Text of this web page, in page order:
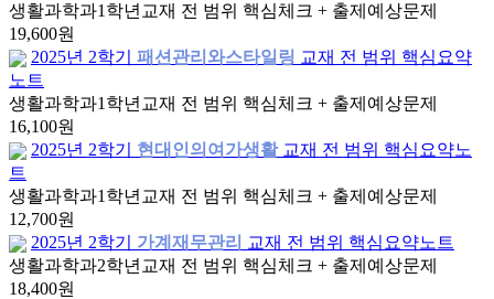
생활과학과1학년 교재 전 범위 핵심체크 + 출제예상문제
19,600원
2025년 2학기
패션관리와스타일링 교재 전 범위 핵심요약
노트
생활과학과1학년 교재 전 범위 핵심체크 + 출제예상문제
16,100원
2025년 2학기
현대인의여가생활 교재 전 범위 핵심요약노
트
생활과학과1학년 교재 전 범위 핵심체크 + 출제예상문제
12,700원
2025년 2학기
가계재무관리
교재 전 범위 핵심요약노트
생활과학과2학년 교재 전 범위 핵심체크 + 출제예상문제
18,400원